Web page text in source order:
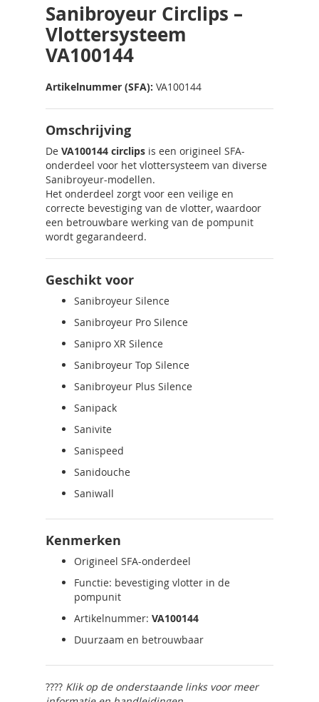
Sanibroyeur Circlips –
Vlottersysteem
VA100144
Artikelnummer (SFA): VA100144
Omschrijving
De VA100144 circlips is een origineel SFA-
onderdeel voor het vlottersysteem van diverse
Sanibroyeur-modellen.
Het onderdeel zorgt voor een veilige en
correcte bevestiging van de vlotter, waardoor
een betrouwbare werking van de pompunit
wordt gegarandeerd.
Geschikt voor
Sanibroyeur Silence
Sanibroyeur Pro Silence
Sanipro XR Silence
Sanibroyeur Top Silence
Sanibroyeur Plus Silence
Sanipack
Sanivite
Sanispeed
Sanidouche
Saniwall
Kenmerken
Origineel SFA-onderdeel
Functie: bevestiging vlotter in de
pompunit
Artikelnummer: VA100144
Duurzaam en betrouwbaar
???? Klik op de onderstaande links voor meer